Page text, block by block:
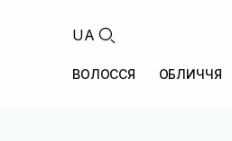
UA
ВОЛОССЯ ОБЛИЧЧЯ